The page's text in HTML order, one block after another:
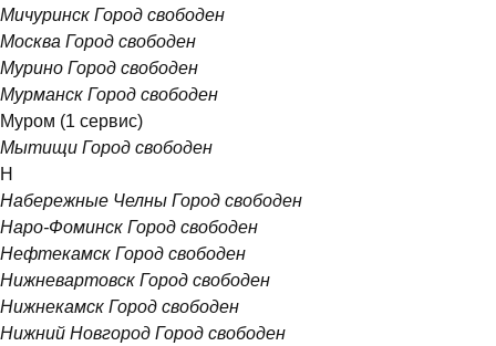
Мичуринск Город свободен
Москва Город свободен
Мурино Город свободен
Мурманск Город свободен
Муром (1 сервис)
Мытищи Город свободен
Н
Набережные Челны Город свободен
Наро-Фоминск Город свободен
Нефтекамск Город свободен
Нижневартовск Город свободен
Нижнекамск Город свободен
Нижний Новгород Город свободен